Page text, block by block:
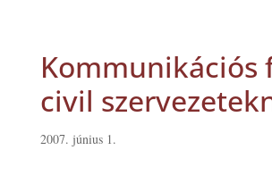
Kommunikációs
civil
2007. június 1.